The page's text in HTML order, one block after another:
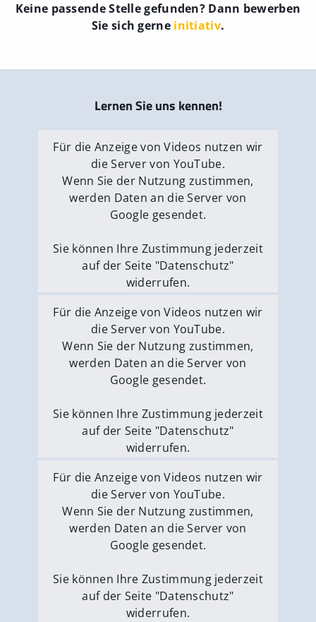
Keine passende Stelle gefunden? Dann bewerben
Sie sich gerne initiativ.
Lernen Sie uns kennen!
Für die Anzeige von Videos nutzen wir
die Server von YouTube.
Wenn Sie der Nutzung zustimmen,
werden Daten an die Server von
Google gesendet.
Sie können Ihre Zustimmung jederzeit
auf der Seite "Datenschutz"
widerrufen.
Externe Medien erlauben
Für die Anzeige von Videos nutzen wir
die Server von YouTube.
Wenn Sie der Nutzung zustimmen,
werden Daten an die Server von
Google gesendet.
Sie können Ihre Zustimmung jederzeit
auf der Seite "Datenschutz"
widerrufen.
Externe Medien erlauben
Für die Anzeige von Videos nutzen wir
die Server von YouTube.
Wenn Sie der Nutzung zustimmen,
werden Daten an die Server von
Google gesendet.
Sie können Ihre Zustimmung jederzeit
auf der Seite "Datenschutz"
widerrufen.